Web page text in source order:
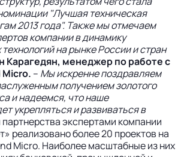
"Лучшая техническая
2013 года". Также мы отмечаем
компании в динамику
на рынке России и стран
Карагедян, менеджер по работе с
– Мы искренне поздравляем
получением золотого
и надеемся, что наше
укрепляться и развиваться в
экспертами компании
реализовано более 20 проектов на
Micro. Наиболее масштабные из них